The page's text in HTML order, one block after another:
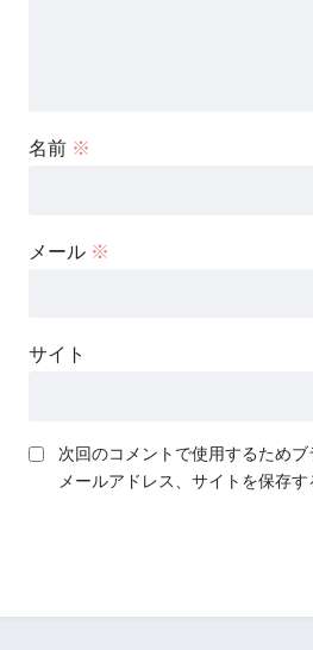
名前 ※
メール ※
サイト
次回のコメントで使用するためブ
メールアドレス、サイトを保存す